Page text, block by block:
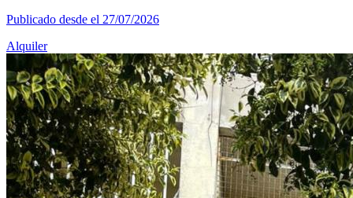
Publicado desde el 27/07/2026
Alquiler